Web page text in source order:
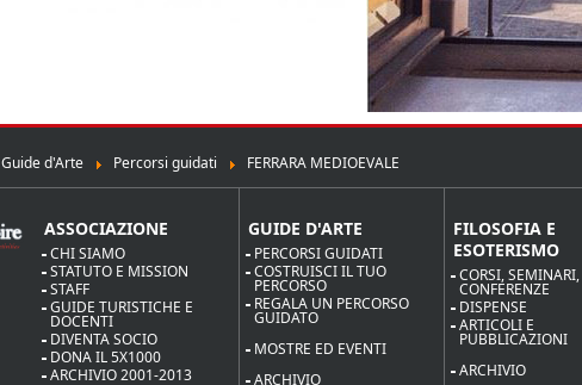
Guide d'Arte Percorsi guidati FERRARA MEDIOEVALE
ASSOCIAZIONE
CHI SIAMO
STATUTO E MISSION
STAFF
GUIDE TURISTICHE E
DOCENTI
DIVENTA SOCIO
DONA IL 5X1000
ARCHIVIO 2001-2013
GUIDE D'ARTE
PERCORSI GUIDATI
COSTRUISCI IL TUO
PERCORSO
REGALA UN PERCORSO
GUIDATO
MOSTRE ED EVENTI
ARCHIVIO
FILOSOFIA E
ESOTERISMO
CORSI, SEMINARI,
CONFERENZE
DISPENSE
ARTICOLI E
PUBBLICAZIONI
ARCHIVIO